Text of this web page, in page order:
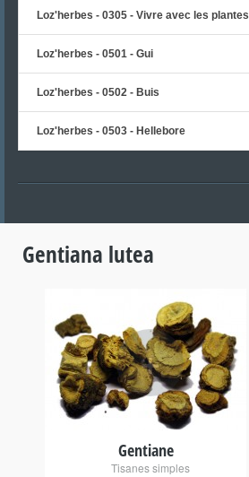
Loz'herbes - 0305 - Vivre avec les plantes
Loz'herbes - 0501 - Gui
Loz'herbes - 0502 - Buis
Loz'herbes - 0503 - Hellebore
Gentiana lutea
+
Gentiane
Tisanes simples